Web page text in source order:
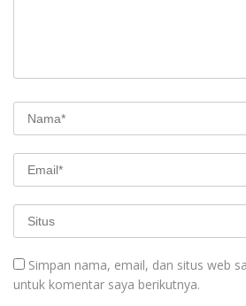
Simpan nama, email, dan situs web
untuk komentar saya berikutnya.